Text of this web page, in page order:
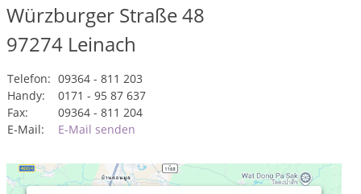
Würzburger Straße 48
97274 Leinach
Telefon: 09364 - 811 203
Handy:
0171 - 95 87 637
Fax:
09364 - 811 204
E-Mail:
E-Mail senden